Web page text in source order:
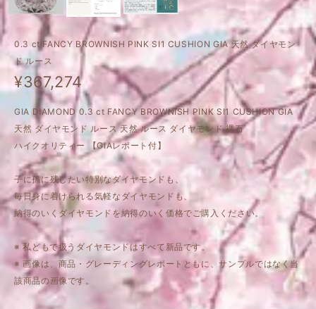
0.3 ct FANCY BROWNISH PINK SI1 CUSHION GIA 天然 ダイヤモン
ド ルース
¥367,274
GIA DIAMOND 0.3 ct FANCY BROWNISH PINK SI1 CUSHION GIA
天然 ダイヤモンド ルース 天然 ルース ダイヤモンド 裸石
ハイクオリティー 【GIAレポート付】
子に孫に残したい特別なダイヤモンドも、
毎日身に着けられる気軽なダイヤモンドも、
納得のいくダイヤモンドを納得のいく価格でご購入ください。
※ 私どもで扱うダイヤモンドはすべて新品です。
※ 画像は、商品・グレーディングレポートともに、サンプルではなく当
該商品の画像です。